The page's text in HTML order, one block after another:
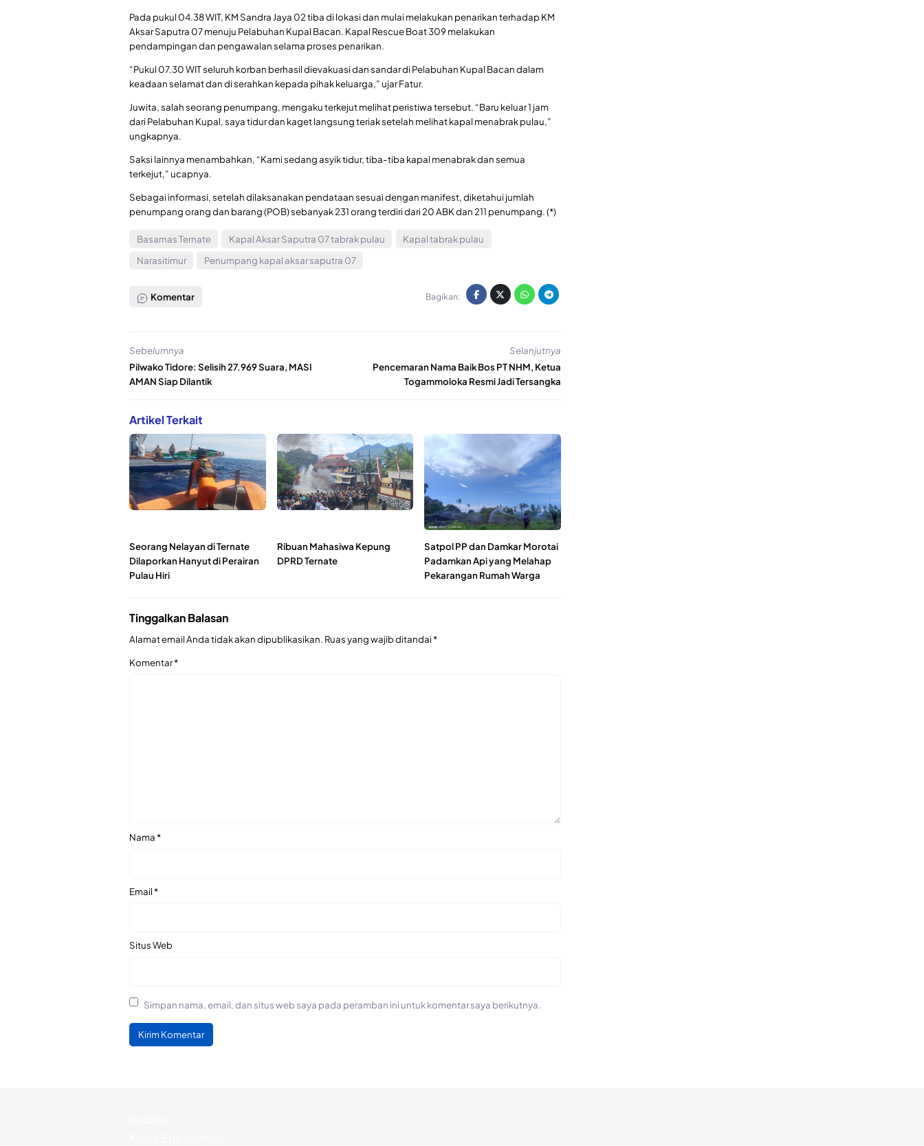
Pada pukul 04.38 WIT, KM Sandra Jaya 02 tiba di lokasi dan mulai melakukan penarikan terhadap KM
Aksar Saputra 07 menuju Pelabuhan Kupal Bacan. Kapal Rescue Boat 309 melakukan
pendampingan dan pengawalan selama proses penarikan.
“Pukul 07.30 WIT seluruh korban berhasil dievakuasi dan sandar di Pelabuhan Kupal Bacan dalam
keadaan selamat dan di serahkan kepada pihak keluarga,” ujar Fatur.
Juwita, salah seorang penumpang, mengaku terkejut melihat peristiwa tersebut. “Baru keluar 1 jam
dari Pelabuhan Kupal, saya tidur dan kaget langsung teriak setelah melihat kapal menabrak pulau,”
ungkapnya.
Saksi lainnya menambahkan, “Kami sedang asyik tidur, tiba-tiba kapal menabrak dan semua
terkejut,” ucapnya.
Sebagai informasi, setelah dilaksanakan pendataan sesuai dengan manifest, diketahui jumlah
penumpang orang dan barang (POB) sebanyak 231 orang terdiri dari 20 ABK dan 211 penumpang. (*)
Basarnas Ternate Kapal Aksar Saputra 07 tabrak pulau
Kapal tabrak pulau
Narasitimur
Penumpang kapal aksar saputra 07
Komentar Bagikan:
Sebelumnya
Pilwako Tidore: Selisih 27.969 Suara, MASI
AMAN Siap Dilantik
Selanjutnya
Pencemaran Nama Baik Bos PT NHM, Ketua
Togammoloka Resmi Jadi Tersangka
Artikel Terkait
Seorang Nelayan di Ternate
Dilaporkan Hanyut di Perairan
Pulau Hiri
Ribuan Mahasiwa Kepung
DPRD Ternate
Satpol PP dan Damkar Morotai
Padamkan Api yang Melahap
Pekarangan Rumah Warga
Tinggalkan Balasan
Alamat email Anda tidak akan dipublikasikan. Ruas yang wajib ditandai*
Komentar*
Nama*
Email*
Situs Web
Simpan nama, email, dan situs web saya pada peramban ini untuk komentar saya berikutnya.